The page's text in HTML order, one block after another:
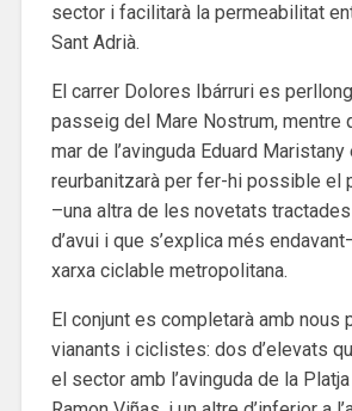
sector i facilitarà la permeabilitat
Sant Adrià.
El carrer Dolores Ibárruri es
passeig del Mare Nostrum, mentre
mar de l’avinguda Eduard Maristany
reurbanitzarà per fer-hi possible el
–una altra de les novetats
d’avui i que s’explica més
xarxa ciclable metropolitana.
El conjunt es completarà amb nous
vianants i ciclistes: dos d’elevats
el sector amb l’avinguda de la